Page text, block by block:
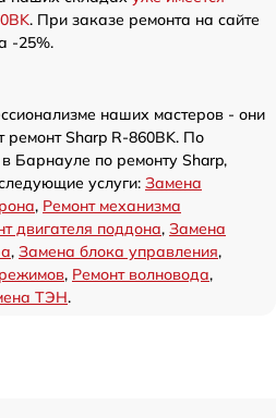
. При заказе ремонта на сайте
-25%.
наших мастеров - они
ремонт Sharp R-860BK. По
Барнауле по ремонту Sharp,
услуги: Замена
, Ремонт механизма
двигателя поддона, Замена
, Замена блока управления,
, Ремонт волновода,
ТЭН.